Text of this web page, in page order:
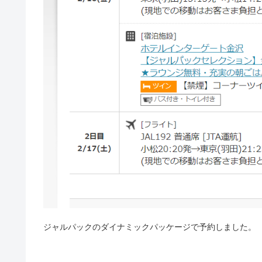
ジャルパックのダイナミックパッケージで予約しました。